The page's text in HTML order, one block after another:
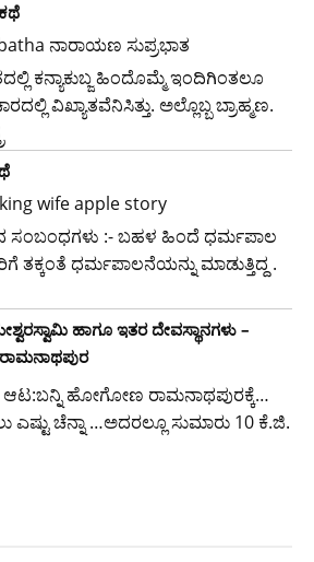
ಕನ್ಯಾಕುಬ್ಜ ಹಿಂದೊಮ್ಮೆ ಇಂದಿಗಿಂತಲೂ
ವಿಖ್ಯಾತವೆನಿಸಿತ್ತು. ಅಲ್ಲೊಬ್ಬ ಬ್ರಾಹ್ಮಣ.
ಸಂಬಂಧಗಳು :- ಬಹಳ ಹಿಂದೆ ಧರ್ಮಪಾಲ
ತಕ್ಕಂತೆ ಧರ್ಮಪಾಲನೆಯನ್ನು ಮಾಡುತ್ತಿದ್ದ .
ಹಾಗೂ ಇತರ ದೇವಸ್ಥಾನಗಳು –
ಆಟ:ಬನ್ನಿ ಹೋಗೋಣ ರಾಮನಾಥಪುರಕ್ಕೆ…
ಚೆನ್ನಾ …ಅದರಲ್ಲೂ ಸುಮಾರು 10 ಕೆ.ಜಿ.